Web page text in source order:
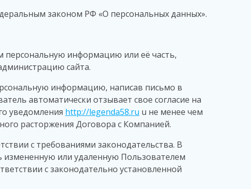
законом РФ «О персональных данных».
информацию или её часть,
сайта.
информацию, написав письмо в
автоматически отзывает свое согласие на
уведомления http://legenda58.ru u не менее чем
расторжения Договора с Компанией.
с требованиями законодательства. В
измененную или удаленную Пользователем
с законодательно установленной